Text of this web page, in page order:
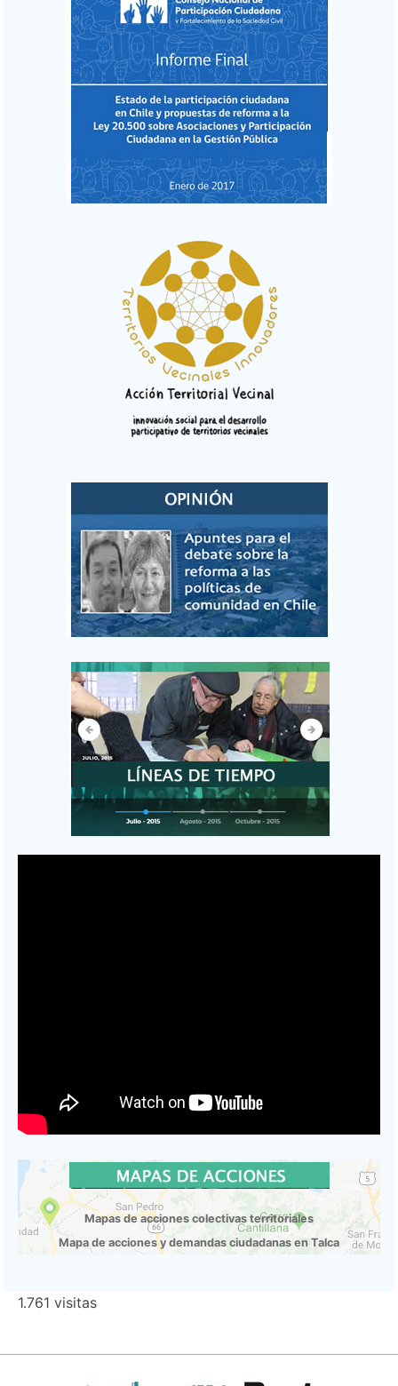
Mapas de acciones colectivas territoriales
Mapa de acciones y demandas ciudadanas en Talca
1.761 visitas